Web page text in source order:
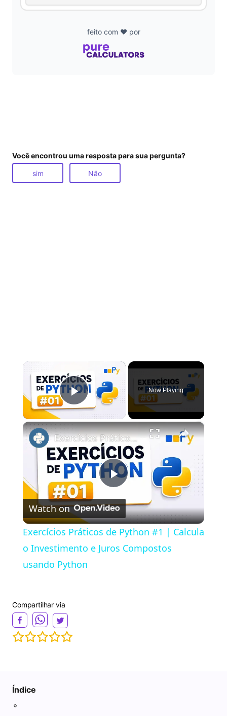
feito com ❤️ por
Você encontrou uma resposta para sua pergunta?
sim Não
×
Play Video
Now Playing
×
P
l
a
Exercícios Práticos de Python #1 | Calcula o Investimento e Juros Compostos usando Python
Watch on
Exercícios Práticos de Python #1 | Calcula
o Investimento e Juros Compostos
usando Python
Compartilhar via
Índice
◦